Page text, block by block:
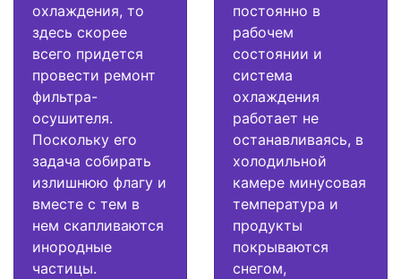
охлаждения, то
здесь скорее
всего придется
провести ремонт
фильтра-
осушителя.
Поскольку его
задача собирать
излишнюю флагу и
вместе с тем в
нем скапливаются
инородные
частицы.
постоянно в
рабочем
состоянии и
система
охлаждения
работает не
останавливаясь, в
холодильной
камере минусовая
температура и
продукты
покрываются
снегом,